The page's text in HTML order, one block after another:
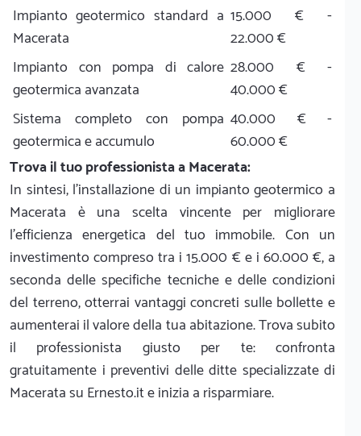
Impianto geotermico standard a
Macerata
15.000 € -
22.000 €
Impianto con pompa di calore
geotermica avanzata
28.000 € -
40.000 €
Sistema completo con pompa
geotermica e accumulo
40.000 € -
60.000 €
Trova il tuo professionista a Macerata:
In sintesi, l'installazione di un impianto geotermico a
Macerata è una scelta vincente per migliorare
l'efficienza energetica del tuo immobile. Con un
investimento compreso tra i 15.000 € e i 60.000 €, a
seconda delle specifiche tecniche e delle condizioni
del terreno, otterrai vantaggi concreti sulle bollette e
aumenterai il valore della tua abitazione. Trova subito
il professionista giusto per te: confronta
gratuitamente i preventivi delle ditte specializzate di
Macerata su Ernesto.it e inizia a risparmiare.